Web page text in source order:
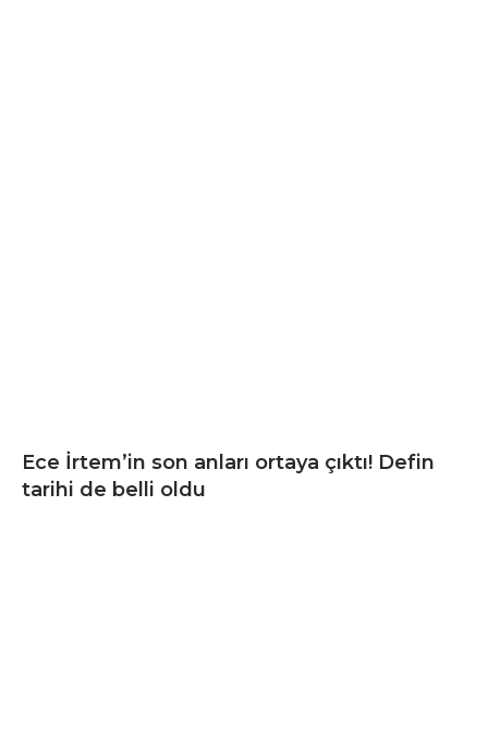
Ece İrtem’in son anları ortaya çıktı! Defin
tarihi de belli oldu